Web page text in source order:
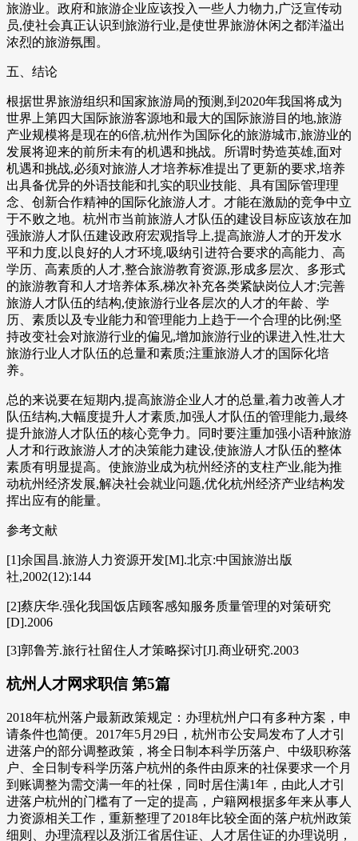
旅游业。政府和旅游企业应该投入一些人力物力,广泛宣传动
员,使社会真正认识到旅游行业,是使世界旅游休闲之都洋溢出
浓烈的旅游氛围。
五、结论
根据世界旅游组织和国家旅游局的预测,到2020年我国将成为
世界上第四大国际旅游客源地和最大的国际旅游目的地,旅游
产业规模将是现在的6倍,杭州作为国际化的旅游城市,旅游业的
发展将迎来的前所未有的机遇和挑战。所谓时势造英雄,面对
机遇和挑战,必须对旅游人才培养标准提出了更新的要求,培养
出具备优异的外语技能和扎实的职业技能、具有国际管理理
念、创新合作精神的国际化旅游人才。才能在激励的竞争中立
于不败之地。杭州市当前旅游人才队伍的建设目标应该放在加
强旅游人才队伍建设政府宏观指导上,提高旅游人才的开发水
平和力度,以良好的人才环境,吸纳引进符合要求的高能力、高
学历、高素质的人才,整合旅游教育资源,形成多层次、多形式
的旅游教育和人才培养体系,梯次补充各类紧缺岗位人才;完善
旅游人才队伍的结构,使旅游行业各层次的人才的年龄、学
历、素质以及专业能力和管理能力上趋于一个合理的比例;坚
持改变社会对旅游行业的偏见,增加旅游行业的课进入性,壮大
旅游行业人才队伍的总量和素质;注重旅游人才的国际化培
养。
总的来说要在短期内,提高旅游企业人才的总量,着力改善人才
队伍结构,大幅度提升人才素质,加强人才队伍的管理能力,最终
提升旅游人才队伍的核心竞争力。同时要注重加强小语种旅游
人才和行政旅游人才的决策能力建设,使旅游人才队伍的整体
素质有明显提高。使旅游业成为杭州经济的支柱产业,能为推
动杭州经济发展,解决社会就业问题,优化杭州经济产业结构发
挥出应有的能量。
参考文献
[1]余国昌.旅游人力资源开发[M].北京:中国旅游出版
社,2002(12):144
[2]蔡庆华.强化我国饭店顾客感知服务质量管理的对策研究
[D].2006
[3]郭鲁芳.旅行社留住人才策略探讨[J].商业研究.2003
杭州人才网求职信 第5篇
2018年杭州落户最新政策规定：办理杭州户口有多种方案，申
请条件也简便。2017年5月29日，杭州市公安局发布了人才引
进落户的部分调整政策，将全日制本科学历落户、中级职称落
户、全日制专科学历落户杭州的条件由原来的社保要求一个月
到账调整为需交满一年的社保，同时居住满1年，由此人才引
进落户杭州的门槛有了一定的提高，户籍网根据多年来从事人
力资源相关工作，重新整理了2018年比较全面的落户杭州政策
细则、办理流程以及浙江省居住证、人才居住证的办理说明，